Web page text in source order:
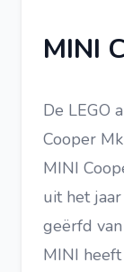
MINI
De LEGO
Cooper
MINI
uit het
geërfd
MINI